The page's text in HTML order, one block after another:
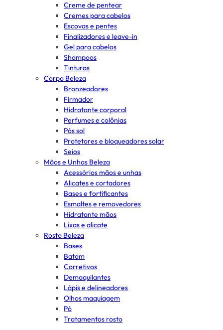
Creme de pentear
Cremes para cabelos
Escovas e pentes
Finalizadores e leave-in
Gel para cabelos
Shampoos
Tinturas
Corpo Beleza
Bronzeadores
Firmador
Hidratante corporal
Perfumes e colônias
Pós sol
Protetores e bloqueadores solar
Seios
Mãos e Unhas Beleza
Acessórios mãos e unhas
Alicates e cortadores
Bases e fortificantes
Esmaltes e removedores
Hidratante mãos
Lixas e alicate
Rosto Beleza
Bases
Batom
Corretivos
Demaquilantes
Lápis e delineadores
Olhos maquiagem
Pó
Tratamentos rosto